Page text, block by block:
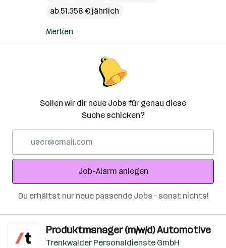
ab 51.358 € jährlich
Merken
Sollen wir dir neue Jobs für genau diese
Suche schicken?
Adresse
Job-Alarm anlegen
Du erhältst nur neue passende Jobs – sonst nichts!
Produktmanager (m/w/d) Automotive
Trenkwalder Personaldienste GmbH